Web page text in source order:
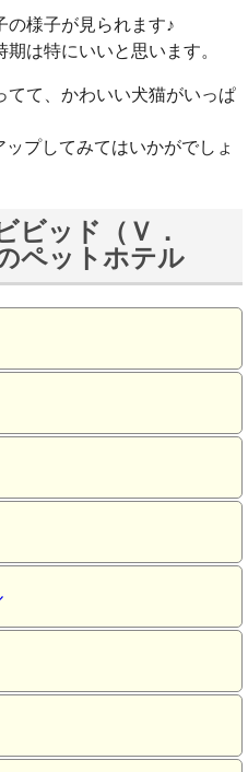
の様子が見られます♪
は特にいいと思います。
てて、かわいい犬猫がいっぱ
プしてみてはいかがでしょ
ビッド（Ｖ．
ペットホテル